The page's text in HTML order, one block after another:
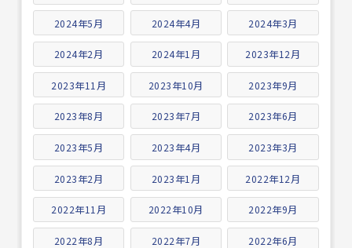
2024年5月 2024年4月 2024年3月
2024年2月 2024年1月 2023年12月
2023年11月 2023年10月 2023年9月
2023年8月 2023年7月 2023年6月
2023年5月 2023年4月 2023年3月
2023年2月 2023年1月 2022年12月
2022年11月 2022年10月 2022年9月
2022年8月 2022年7月 2022年6月